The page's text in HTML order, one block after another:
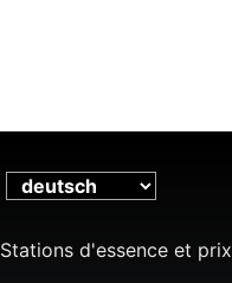
Stations d'essence et prix